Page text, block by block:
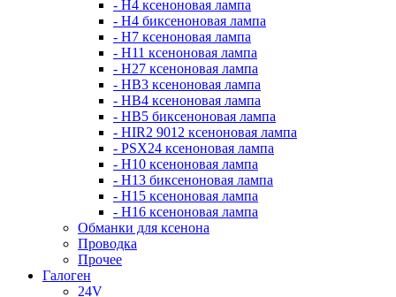
- H4 ксеноновая лампа
- H4 биксеноновая лампа
- H7 ксеноновая лампа
- H11 ксеноновая лампа
- H27 ксеноновая лампа
- HB3 ксеноновая лампа
- HB4 ксеноновая лампа
- HB5 биксеноновая лампа
- HIR2 9012 ксеноновая лампа
- PSX24 ксеноновая лампа
- H10 ксеноновая лампа
- H13 биксеноновая лампа
- H15 ксеноновая лампа
- H16 ксеноновая лампа
Обманки для ксенона
Проводка
Прочее
Галоген
24V